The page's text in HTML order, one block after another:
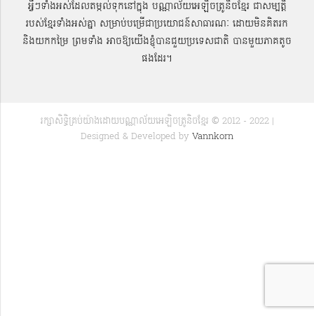
អ្វីៗទាំងអស់ដែលតម្កល់ទុកនៅក្នុង បណ្ណាល័យអេឡិចត្រូនិចខ្មែរ ជាសម្បតិ្ត
របស់ខ្មែរទាំងអស់គ្នា សម្រាប់បម្រើជាប្រយោជន៍សាធារណៈ ដោយមិនគិតរក
និងយកកម្រៃ ព្រមទាំង អាចឱ្យយើងខ្ញុំបានជួយប្រទេសជាតិ បានមួយភាគតូច
ផងដែរ។
រក្សាសិទ្ធិគ្រប់យ៉ាងដោយបណ្ណាល័យអេឡិចត្រូនិចខ្មែរ © 2012 - 2022 |
Designed & Developed by Vannkorn